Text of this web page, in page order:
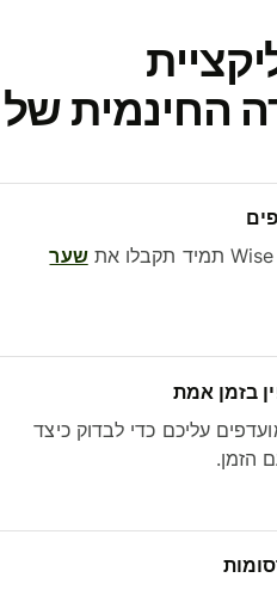
החינמית של
שער
אמת
עליכם כדי לבדוק כיצד